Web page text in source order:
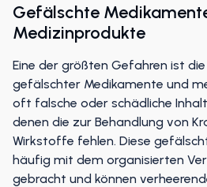
Gefälschte
Medizinprodukte
Eine der größten Gefahren ist
gefälschter Medikamente und
oft falsche oder schädliche
denen die zur Behandlung von
Wirkstoffe fehlen. Diese
häufig mit dem organisierten
gebracht und können